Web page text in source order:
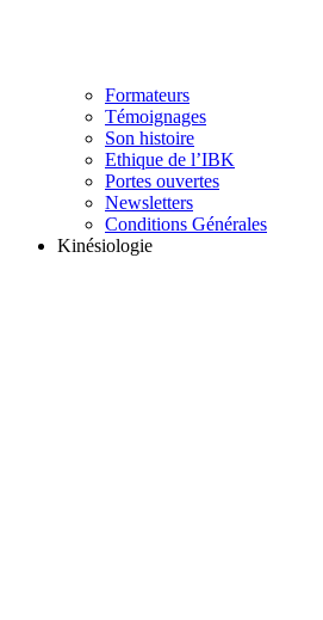
Formateurs
Témoignages
Son histoire
Ethique de l’IBK
Portes ouvertes
Newsletters
Conditions Générales
Kinésiologie